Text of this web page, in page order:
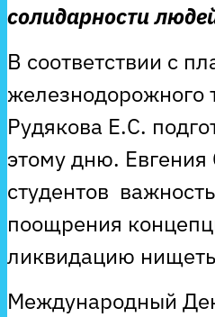
солидарности
В соответствии с
железнодорожного
Рудякова Е.С.
этому дню. Евгения
студентов
поощрения
ликвидацию
Международный